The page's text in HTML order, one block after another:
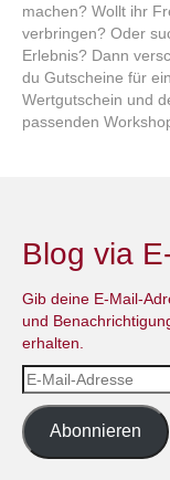
machen? Wollt ihr
verbringen? Oder
Erlebnis? Dann
du Gutscheine für
Wertgutschein und
passenden
Blog via
Gib deine E-Mail-
und
erhalten.
E-
Mail-
Adresse
Abonnieren